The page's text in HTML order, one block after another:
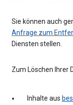
Sie können auch
Anfrage zum
Diensten stellen.
Zum Löschen Ihrer
Inhalte aus